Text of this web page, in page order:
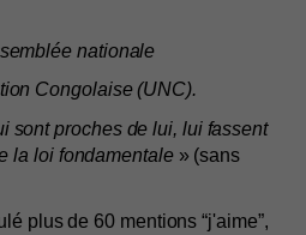
nationale
Congolaise (UNC).
sont proches de lui, lui fassent
la loi fondamentale » (sans
plus de 60 mentions “j'aime”,